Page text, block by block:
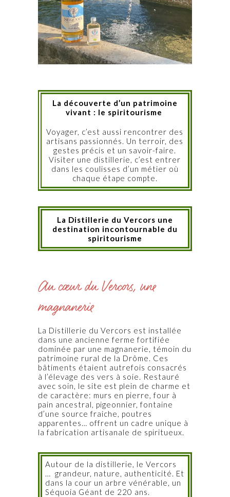
La découverte d’un patrimoine
vivant : le spiritourisme
Voyager, c’est aussi rencontrer des
artisans passionnés. Un terroir, des
gestes précis et un savoir-faire.
Visiter une distillerie, c’est entrer
dans les coulisses d’un métier où
chaque étape compte.
La Distillerie du Vercors une
destination incontournable du
spiritourisme
Au cœur du Vercors, une
magnanerie
La Distillerie du Vercors est installée
dans une ancienne ferme fortifiée
dominée par une magnanerie, témoin du
patrimoine rural de la Drôme. Ces
bâtiments étaient autrefois consacrés
à l’élevage des vers à soie. Restauré
avec soin, le site est plein de charme et
de caractère: murs en pierre, four à
pain ancestral, pigeonnier, fontaine
d’une source fraiche, poutres
apparentes… offrent un cadre unique à
la fabrication artisanale de spiritueux.
Autour de la distillerie, le Vercors
… grandeur, nature, authenticité. Et
dans la cour un arbre vénérable, un
Séquoia Géant de 220 ans.